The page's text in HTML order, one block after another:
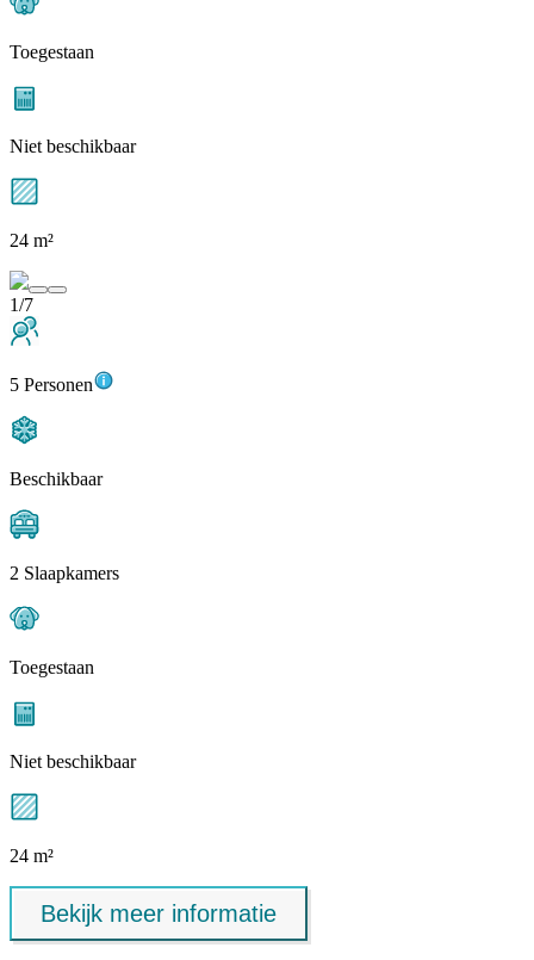
Toegestaan
Niet beschikbaar
24 m²
1/7
5 Personen
Beschikbaar
2 Slaapkamers
Toegestaan
Niet beschikbaar
24 m²
Bekijk meer informatie